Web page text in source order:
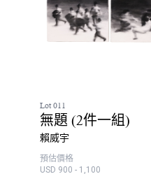
Lot 011
無題 (2件一組)
賴威宇
預估價格
USD 900 - 1,100